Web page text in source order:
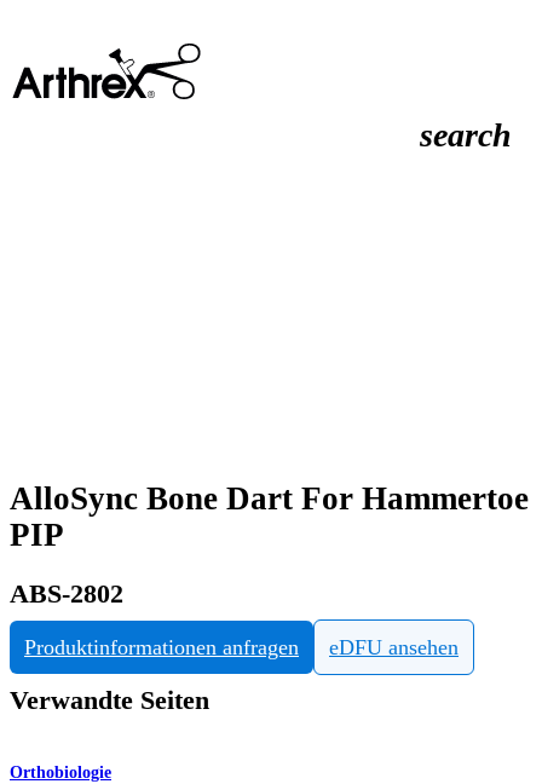
search
AlloSync Bone Dart For Hammertoe
PIP
ABS-2802
Produktinformationen anfragen eDFU ansehen
Verwandte Seiten
Orthobiologie